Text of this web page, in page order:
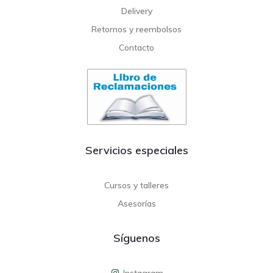
Delivery
Retornos y reembolsos
Contacto
Servicios especiales
Cursos y talleres
Asesorías
Síguenos